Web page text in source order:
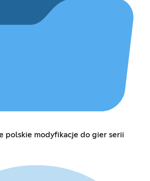
polskie modyfikacje do gier serii